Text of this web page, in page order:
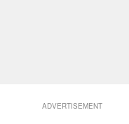
ADVERTISEMENT